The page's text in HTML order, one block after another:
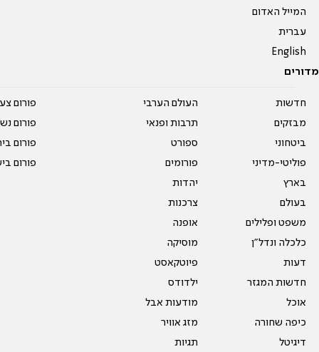
המייל האדום
עברית
English
מדורים
חדשות
מבזקים
ביטחוני
פוליטי-מדיני
בארץ
בעולם
משפט ופלילים
כלכלה ונדל"ן
דעות
חדשות המגזר
אוכל
כיפה שחורה
דיגיטל
העולם הערבי
תרבות ופנאי
ספורט
פורומים
יהדות
צרכנות
אופנה
מוסיקה
פיוטקאסט
ילדודס
מודעות אבל
מזג אוויר
תגיות
פורום
פורום
פורום
פורום